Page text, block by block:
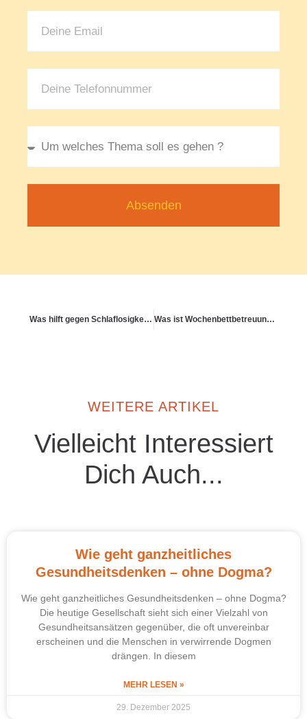
Absenden
Was hilft gegen Schlaflosigkeit – wissenschaftlich fundiert? Was ist Wochenbettbetreuung – medizinisch und emotional?
WEITERE ARTIKEL
Vielleicht Interessiert
Dich Auch...
Wie geht ganzheitliches
Gesundheitsdenken – ohne Dogma?
Wie geht ganzheitliches Gesundheitsdenken – ohne Dogma?
Die heutige Gesellschaft sieht sich einer Vielzahl von
Gesundheitsansätzen gegenüber, die oft unvereinbar
erscheinen und die Menschen in verwirrende Dogmen
drängen. In diesem
MEHR LESEN »
29. Dezember 2025